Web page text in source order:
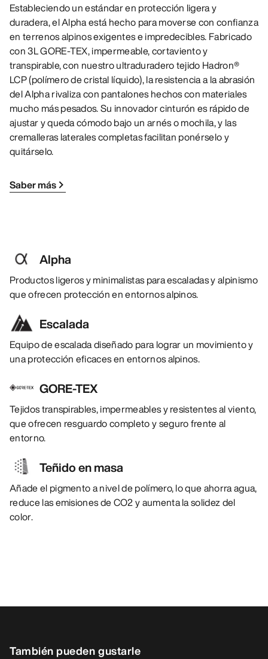
Estableciendo un estándar en protección ligera y
duradera, el Alpha está hecho para moverse con confianza
en terrenos alpinos exigentes e impredecibles. Fabricado
con 3L GORE-TEX, impermeable, cortaviento y
transpirable, con nuestro ultraduradero tejido Hadron®
LCP (polímero de cristal líquido), la resistencia a la abrasión
del Alpha rivaliza con pantalones hechos con materiales
mucho más pesados. Su innovador cinturón es rápido de
ajustar y queda cómodo bajo un arnés o mochila, y las
cremalleras laterales completas facilitan ponérselo y
quitárselo.
Saber más
Alpha
Productos ligeros y minimalistas para escaladas y alpinismo
que ofrecen protección en entornos alpinos.
Escalada
Equipo de escalada diseñado para lograr un movimiento y
una protección eficaces en entornos alpinos.
GORE-TEX
Tejidos transpirables, impermeables y resistentes al viento,
que ofrecen resguardo completo y seguro frente al
entorno.
Teñido en masa
Añade el pigmento a nivel de polímero, lo que ahorra agua,
reduce las emisiones de CO2 y aumenta la solidez del
color.
También pueden gustarle